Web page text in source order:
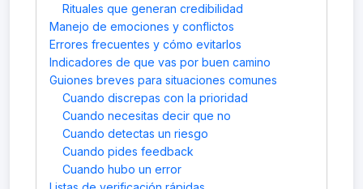
Rituales que generan credibilidad
Manejo de emociones y conflictos
Errores frecuentes y cómo evitarlos
Indicadores de que vas por buen camino
Guiones breves para situaciones comunes
Cuando discrepas con la prioridad
Cuando necesitas decir que no
Cuando detectas un riesgo
Cuando pides feedback
Cuando hubo un error